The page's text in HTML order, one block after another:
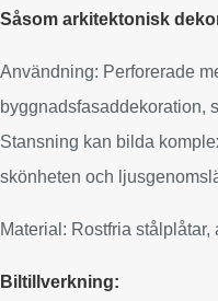
Såsom arkitektonisk
Användning: Perforerade
byggnadsfasaddekoration,
Stansning kan bilda
skönheten och
Material: Rostfria
Biltillverkning: